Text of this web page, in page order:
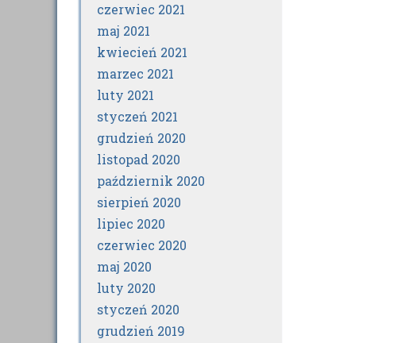
czerwiec 2021
maj 2021
kwiecień 2021
marzec 2021
luty 2021
styczeń 2021
grudzień 2020
listopad 2020
październik 2020
sierpień 2020
lipiec 2020
czerwiec 2020
maj 2020
luty 2020
styczeń 2020
grudzień 2019